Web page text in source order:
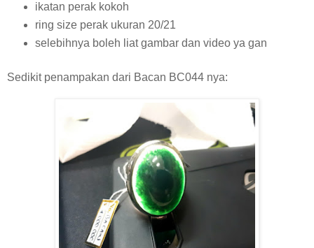
ikatan perak kokoh
ring size perak ukuran 20/21
selebihnya boleh liat gambar dan video ya gan
Sedikit penampakan dari Bacan BC044 nya: